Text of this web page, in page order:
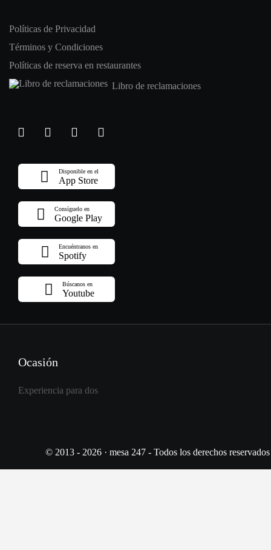
Políticas de Privacidad
Términos y Condiciones
Políticas de reserva en restaurantes
Libro de reclamaciones
Disponible en el
App Store
Consíguelo en
Google Play
Encuéntranos en
Spotify
Búscanos en
Youtube
Ocasión
Experiencia para dos
© 2013 - 2026 · mesa 247 - Todos los derechos reservados